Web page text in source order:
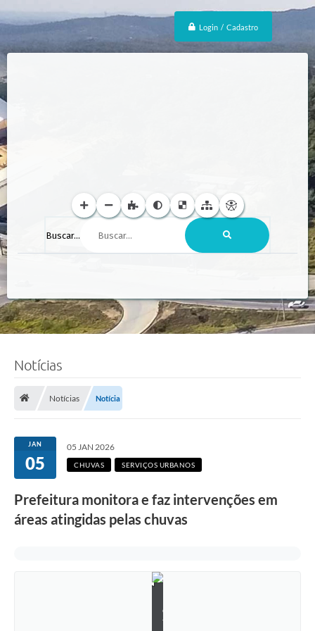
Login / Cadastro
Buscar...
Notícias
Notícias Notícia
JAN
05
05 JAN 2026
CHUVAS SERVIÇOS URBANOS
Prefeitura monitora e faz intervenções em
áreas atingidas pelas chuvas
o
t